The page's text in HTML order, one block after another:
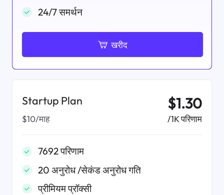
24/7 समर्थन
खरीद
Startup Plan
$10/माह
$1.30
/1K परिणाम
7692 परिणाम
20 अनुरोध /सेकंड अनुरोध गति
प्रीमियम प्रॉक्सी